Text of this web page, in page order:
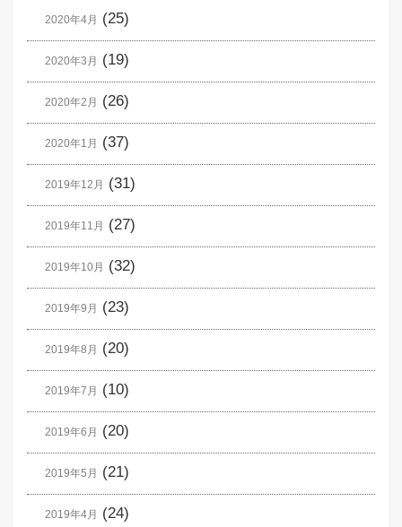
2020年4月 (25)
2020年3月 (19)
2020年2月 (26)
2020年1月 (37)
2019年12月 (31)
2019年11月 (27)
2019年10月 (32)
2019年9月 (23)
2019年8月 (20)
2019年7月 (10)
2019年6月 (20)
2019年5月 (21)
2019年4月 (24)